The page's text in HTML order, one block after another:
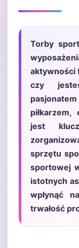
Torby
aktywności
czy
jest
sprzętu
sportowej
istotnych
wpłynąć
trwałość